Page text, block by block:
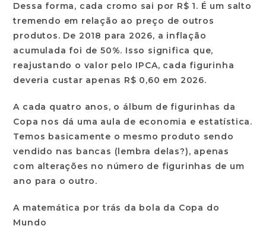
Dessa forma, cada cromo sai por R$ 1. É um salto
tremendo em relação ao preço de outros
produtos. De 2018 para 2026, a inflação
acumulada foi de 50%. Isso significa que,
reajustando o valor pelo IPCA, cada figurinha
deveria custar apenas R$ 0,60 em 2026.
A cada quatro anos, o álbum de figurinhas da
Copa nos dá uma aula de economia e estatística.
Temos basicamente o mesmo produto sendo
vendido nas bancas (lembra delas?), apenas
com alterações no número de figurinhas de um
ano para o outro.
A matemática por trás da bola da Copa do
Mundo